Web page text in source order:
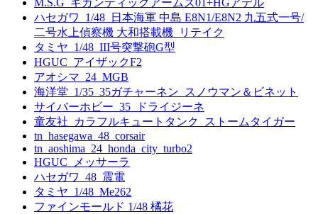
M.S.G_ギガンティックアームズ01+HGアデル
ハセガワ_1/48_日本海軍 中島 E8N1/E8N2 九五式一号/
二号水上偵察機 大和搭載機_リテイク
タミヤ_1/48_III号突撃砲G型
HGUC_アイザックF2
アオシマ_24_MGB
海洋堂_1/35_35ガチャーネン_スノウマン＆ビネット
サイバーホビー_35_ドライジーネ
童友社_カラフルキュートタンク_ストームタイガー
tn_hasegawa_48_corsair
tn_aoshima_24_honda_city_turbo2
HGUC_メッサーラ
ハセガワ_48_震電
タミヤ_1/48_Me262
ファインモールド 1/48 橘花